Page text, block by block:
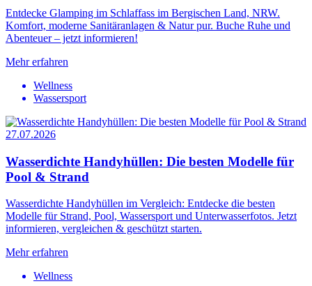
Entdecke Glamping im Schlaffass im Bergischen Land, NRW.
Komfort, moderne Sanitäranlagen & Natur pur. Buche Ruhe und
Abenteuer – jetzt informieren!
Mehr erfahren
Wellness
Wassersport
27.07.2026
Wasserdichte Handyhüllen: Die besten Modelle für
Pool & Strand
Wasserdichte Handyhüllen im Vergleich: Entdecke die besten
Modelle für Strand, Pool, Wassersport und Unterwasserfotos. Jetzt
informieren, vergleichen & geschützt starten.
Mehr erfahren
Wellness